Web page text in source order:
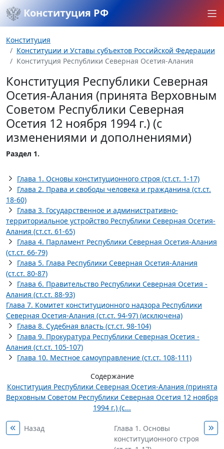
Конституция РФ
Конституция
Конституции и Уставы субъектов Российской Федерации
Конституция Республики Северная Осетия-Алания
Конституция Республики Северная
Осетия-Алания (принята Верховным
Советом Республики Северная
Осетия 12 ноября 1994 г.) (с
изменениями и дополнениями)
Раздел 1.
Глава 1. Основы конституционного строя (ст.ст. 1-17)
Глава 2. Права и свободы человека и гражданина (ст.ст.
18-60)
Глава 3. Государственное и административно-
территориальное устройство Республики Северная Осетия-
Алания (ст.ст. 61-65)
Глава 4. Парламент Республики Северная Осетия-Алания
(ст.ст. 66-79)
Глава 5. Глава Республики Северная Осетия-Алания
(ст.ст. 80-87)
Глава 6. Правительство Республики Северная Осетия -
Алания (ст.ст. 88-93)
Глава 7. Комитет конституционного надзора Республики
Северная Осетия-Алания (ст.ст. 94-97) (исключена)
Глава 8. Судебная власть (ст.ст. 98-104)
Глава 9. Прокуратура Республики Северная Осетия -
Алания (ст.ст. 105-107)
Глава 10. Местное самоуправление (ст.ст. 108-111)
Содержание
Конституция Республики Северная Осетия-Алания (принята
Верховным Советом Республики Северная Осетия 12 ноября
1994 г.) (с...
Назад
Глава 1. Основы
конституционного строя